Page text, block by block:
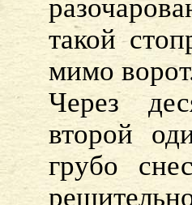
такой
мимо
Через
второй
грубо